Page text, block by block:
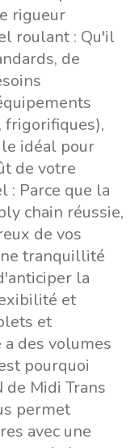
rigueur
roulant : Qu'il
de
frigorifiques),
idéal pour
de votre
: Parce que la
chain réussie,
de vos
tranquillité
la
et
et
des volumes
pourquoi
Midi Trans
permet
avec une